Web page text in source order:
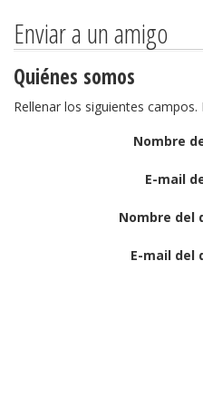
Enviar a un amigo
Quiénes somos
Rellenar los siguientes
Nombre
E-mail
Nombre del
E-mail del